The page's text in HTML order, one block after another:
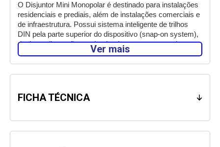
O Disjuntor Mini Monopolar é destinado para instalações
residenciais e prediais, além de instalações comerciais e
de infraestrutura. Possui sistema inteligente de trilhos
DIN pela parte superior do dispositivo (snap-on system),
design e dimensões padronizados com restante do
portfólio de proteção e segurança, seguindo as normas
técnicas nacionais e internacionais, assim como as
normas ambientais internacionais – RoHs.
Com a mesma qualidade que você confia, a linha 5SL1
garante total proteção para seus projetos e instalações,
a tranquilidade da escolha certa.
Ver mais
FICHA TÉCNICA